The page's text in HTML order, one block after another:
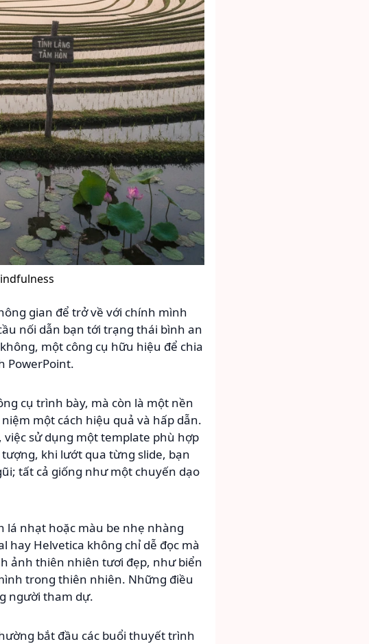
gian để trở về với chính mình
nối dẫn bạn tới trạng thái bình an
một công cụ hữu hiệu để chia
PowerPoint.
cụ trình bày, mà còn là một nền
một cách hiệu quả và hấp dẫn.
sử dụng một template phù hợp
khi lướt qua từng slide, bạn
tất cả giống như một chuyến dạo
lá nhạt hoặc màu be nhẹ nhàng
hay Helvetica không chỉ dễ đọc mà
ảnh thiên nhiên tươi đẹp, như biển
trong thiên nhiên. Những điều
người tham dự.
bắt đầu các buổi thuyết trình